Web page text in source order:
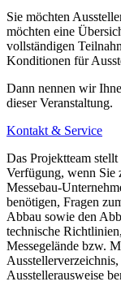
Mit dem Flugzeug
Der Flughafen
Ein Transferdienst
werden. Infos:http://
Parkplätze
Das Gelände verfügt
gebührenpflichtigen
Sie möchten
möchten eine
vollständigen
Konditionen für
Dann nennen wir
dieser Veranstaltung.
Kontakt & Service
Das Projektteam
Verfügung, wenn Sie
Messebau-
benötigen, Fragen
Abbau sowie den
technische
Messegelände bzw.
Ausstellerausweise